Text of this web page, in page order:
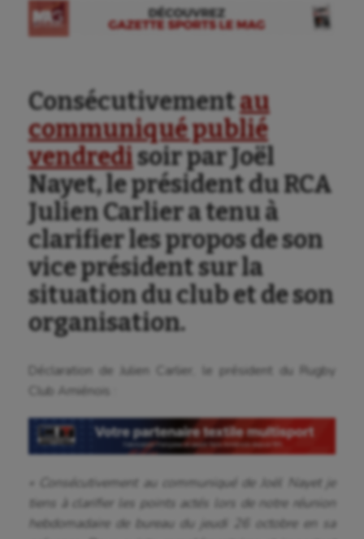
Consécutivementau
communiqué publié
vendredisoir par Joël
Nayet, le président du RCA
Julien Carlier a tenu à
clarifier les propos de son
vice président sur la
situation du club et de son
organisation.
Déclaration de Julien Carlier, le président du Rugby
Club Amiénois :
« Consécutivement au communiqué de Joël Nayet je
tiens à clarifier les points actés lors de notre réunion
hebdomadaire de bureau du jeudi 26 octobre en sa